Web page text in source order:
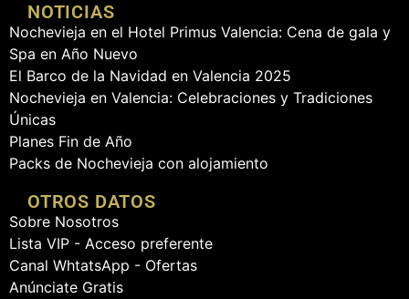
NOTICIAS
Nochevieja en el Hotel Primus Valencia: Cena de gala y
Spa en Año Nuevo
El Barco de la Navidad en Valencia 2025
Nochevieja en Valencia: Celebraciones y Tradiciones
Únicas
Planes Fin de Año
Packs de Nochevieja con alojamiento
OTROS DATOS
Sobre Nosotros
Lista VIP - Acceso preferente
Canal WhtatsApp - Ofertas
Anúnciate Gratis